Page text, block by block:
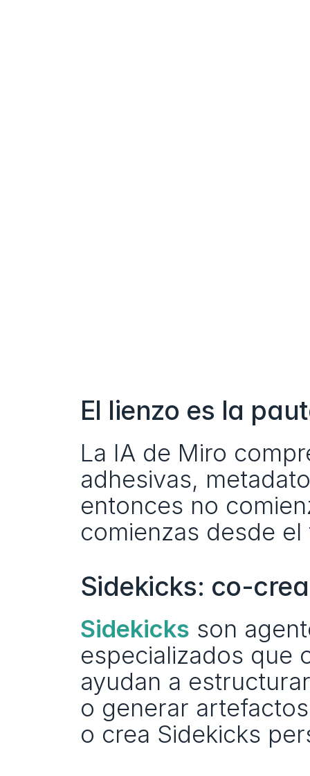
El lienzo es la
La IA de Miro
adhesivas,
entonces no
comienzas desde
Sidekicks: co-
Sidekicks son
especializados que
ayudan a
o generar
o crea Sidekicks